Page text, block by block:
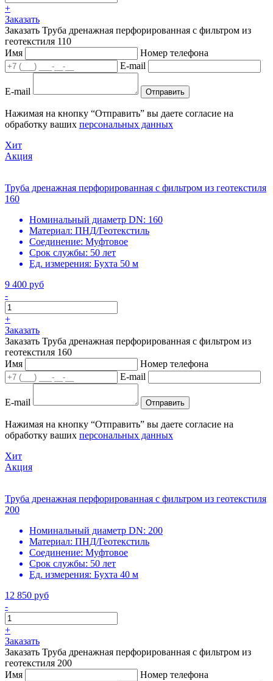
+
Заказать
Заказать Труба дренажная перфорированная с фильтром из
геотекстиля 110
Имя
Номер телефона
E-mail
E-mail Отправить
Нажимая на кнопку “Отправить” вы даете согласие на
обработку ваших персональных данных
Хит
Акция
Труба дренажная перфорированная с фильтром из геотекстиля
160
Номинальный диаметр DN: 160
Материал: ПНД/Геотекстиль
Соединение: Муфтовое
Срок службы: 50 лет
Ед. измерения: Бухта 50 м
9 400 руб
-
+
Заказать
Заказать Труба дренажная перфорированная с фильтром из
геотекстиля 160
Имя
Номер телефона
E-mail
E-mail Отправить
Нажимая на кнопку “Отправить” вы даете согласие на
обработку ваших персональных данных
Хит
Акция
Труба дренажная перфорированная с фильтром из геотекстиля
200
Номинальный диаметр DN: 200
Материал: ПНД/Геотекстиль
Соединение: Муфтовое
Срок службы: 50 лет
Ед. измерения: Бухта 40 м
12 850 руб
-
+
Заказать
Заказать Труба дренажная перфорированная с фильтром из
геотекстиля 200
Имя
Номер телефона